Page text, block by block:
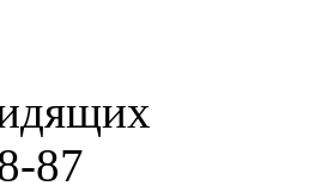
87